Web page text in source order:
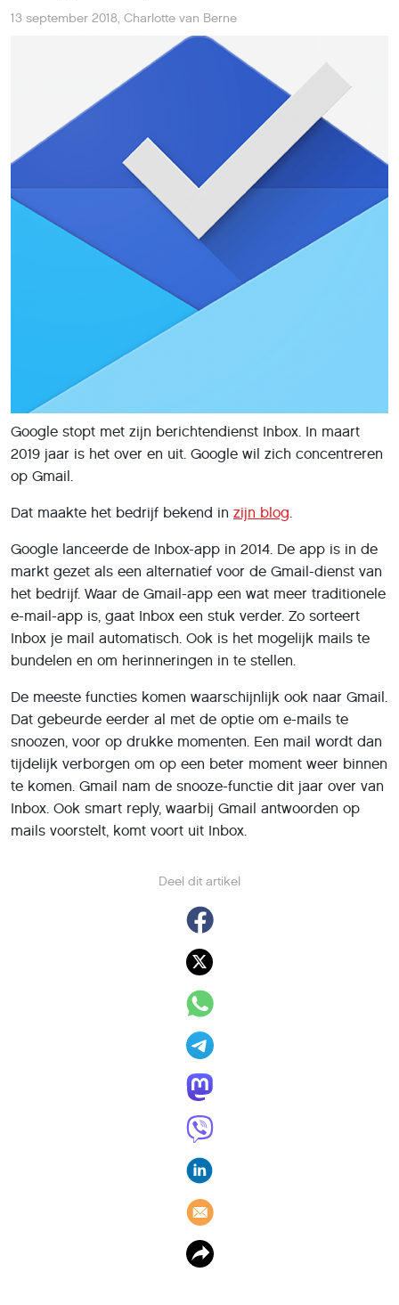
Deel dit artikel
13 september 2018, Charlotte van Berne
Google stopt met zijn berichtendienst Inbox. In maart
2019 jaar is het over en uit. Google wil zich concentreren
op Gmail.
Dat maakte het bedrijf bekend in zijn blog.
Google lanceerde de Inbox-app in 2014. De app is in de
markt gezet als een alternatief voor de Gmail-dienst van
het bedrijf. Waar de Gmail-app een wat meer traditionele
e-mail-app is, gaat Inbox een stuk verder. Zo sorteert
Inbox je mail automatisch. Ook is het mogelijk mails te
bundelen en om herinneringen in te stellen.
De meeste functies komen waarschijnlijk ook naar Gmail.
Dat gebeurde eerder al met de optie om e-mails te
snoozen, voor op drukke momenten. Een mail wordt dan
tijdelijk verborgen om op een beter moment weer binnen
te komen. Gmail nam de snooze-functie dit jaar over van
Inbox. Ook smart reply, waarbij Gmail antwoorden op
mails voorstelt, komt voort uit Inbox.